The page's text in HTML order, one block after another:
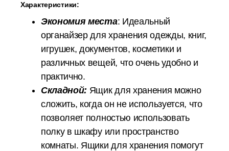
Характеристики:
Экономия места: Идеальный
органайзер для хранения одежды, книг,
игрушек, документов, косметики и
различных вещей, что очень удобно и
практично.
Складной: Ящик для хранения можно
сложить, когда он не используется, что
позволяет полностью использовать
полку в шкафу или пространство
комнаты. Ящики для хранения помогут